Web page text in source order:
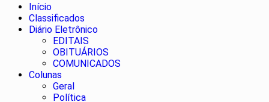
Início
Classificados
Diário Eletrônico
EDITAIS
OBITUÁRIOS
COMUNICADOS
Colunas
Geral
Política